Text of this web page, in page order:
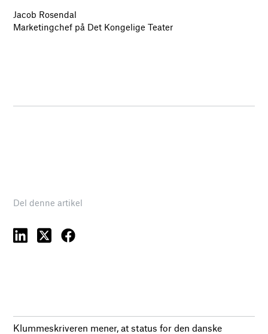
Jacob Rosendal
Marketingchef på Det Kongelige Teater
Del denne artikel
Klummeskriveren mener, at status for den danske